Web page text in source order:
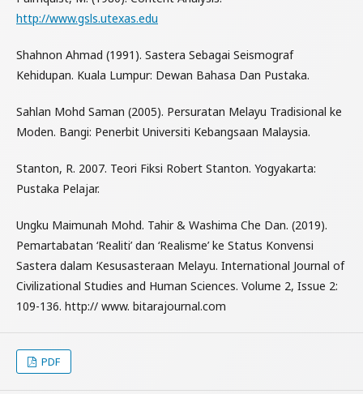
http://www.gsls.utexas.edu
Shahnon Ahmad (1991). Sastera Sebagai Seismograf
Kehidupan. Kuala Lumpur: Dewan Bahasa Dan Pustaka.
Sahlan Mohd Saman (2005). Persuratan Melayu Tradisional ke
Moden. Bangi: Penerbit Universiti Kebangsaan Malaysia.
Stanton, R. 2007. Teori Fiksi Robert Stanton. Yogyakarta:
Pustaka Pelajar.
Ungku Maimunah Mohd. Tahir & Washima Che Dan. (2019).
Pemartabatan ‘Realiti’ dan ‘Realisme’ ke Status Konvensi
Sastera dalam Kesusasteraan Melayu. International Journal of
Civilizational Studies and Human Sciences. Volume 2, Issue 2:
109-136. http:// www. bitarajournal.com
PDF